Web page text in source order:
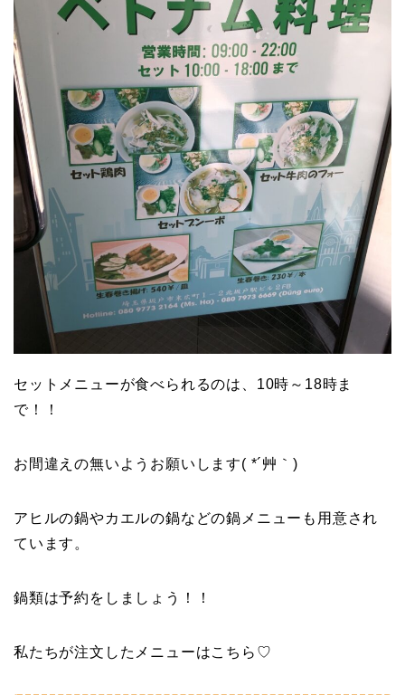
セットメニューが食べられるのは、10時～18時ま
で！！
お間違えの無いようお願いします( *´艸｀)
アヒルの鍋やカエルの鍋などの鍋メニューも用意され
ています。
鍋類は予約をしましょう！！
私たちが注文したメニューはこちら♡